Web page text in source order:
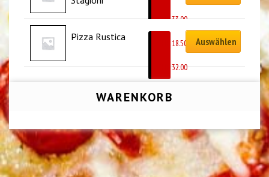
CHF33.00
Pizza Rustica
18.50
32.00
Auswählen
WARENKORB